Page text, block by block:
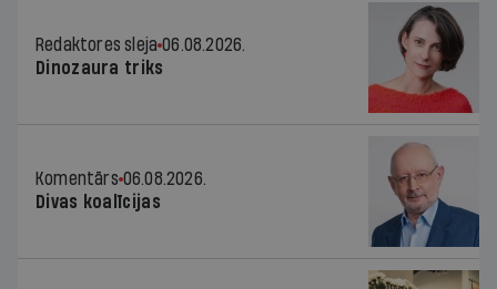
Redaktores sleja 06.08.2026.
Dinozaura triks
Komentārs 06.08.2026.
Divas koalīcijas